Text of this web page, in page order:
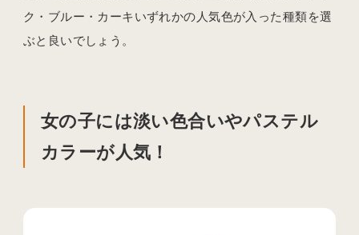
ク・ブルー・カーキいずれかの人気色が入った種類を選
ぶと良いでしょう。
女の子には淡い色合いやパステル
カラーが人気！